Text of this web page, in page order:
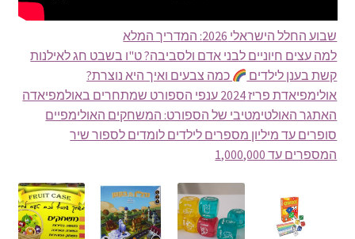
שבוע החלל הישראלי 2026: המדריך המלא
למה עצים חיוניים לבני אדם ולסביבה? ט"ו בשבט חג לאילנות
קשת בענן לילדים
כמה צבעים ואיך היא נוצרת?
אולימפיאדת פריז 2024 ענפי הספורט שמתחרים באולמפיאדה
האתגר האולטימטיבי של הספורט: המשחקים האולימפיים
סופרים עד מיליון מספרים לילדים לומדים לספור שיר
המספרים עד 1,000,000